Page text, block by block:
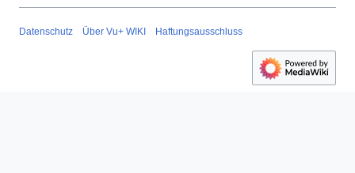
Datenschutz Über Vu+ WIKI Haftungsausschluss